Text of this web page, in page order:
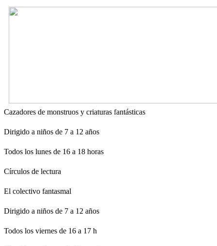
Cazadores de monstruos y criaturas fantásticas
Dirigido a niños de 7 a 12 años
Todos los lunes de 16 a 18 horas
Círculos de lectura
El colectivo fantasmal
Dirigido a niños de 7 a 12 años
Todos los viernes de 16 a 17 h